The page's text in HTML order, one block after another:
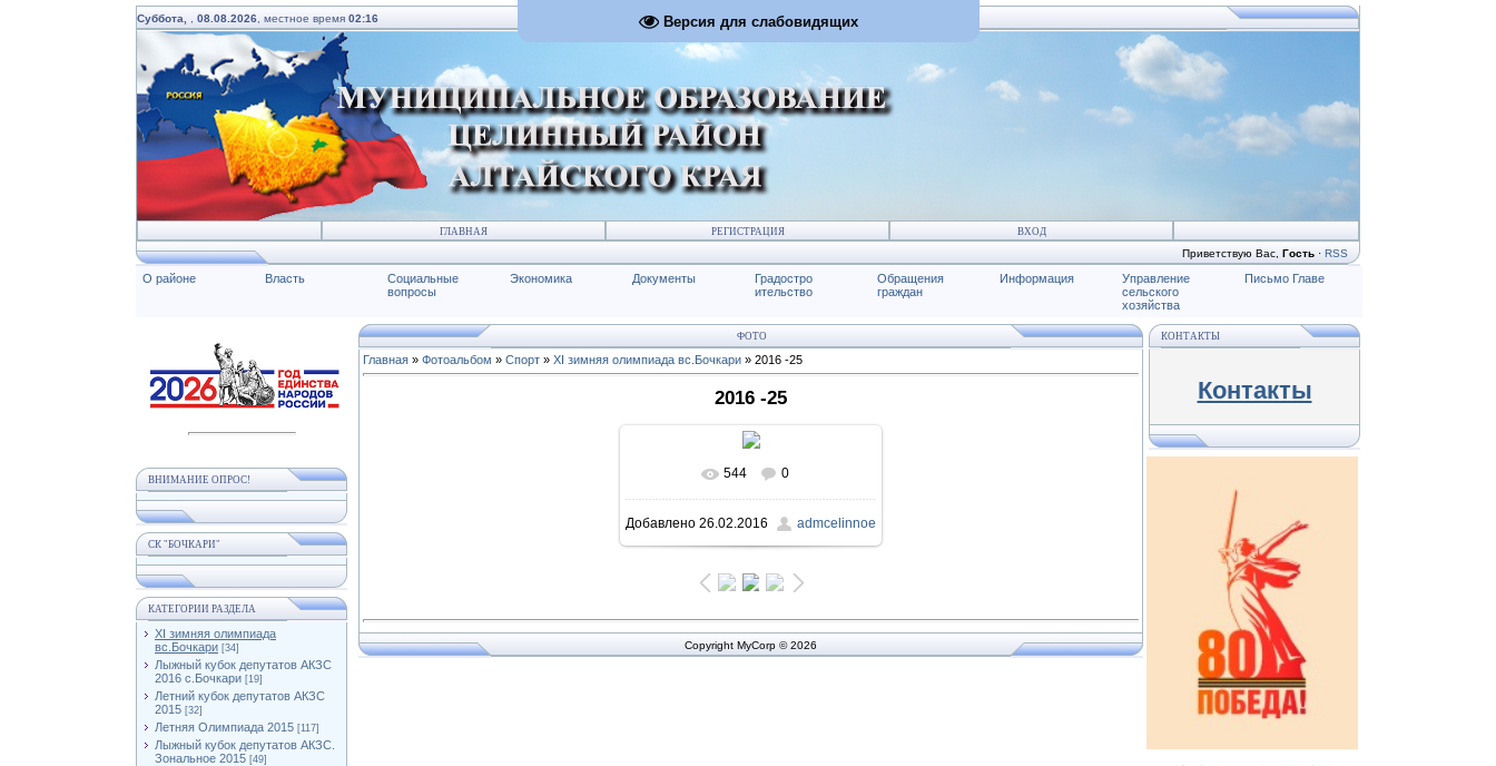
Версия для слабовидящих
Суббота, 08.08.2026 , местное время 02:16
ГЛАВНАЯ РЕГИСТРАЦИЯ ВХОД
Приветствую Вас Гость · RSS
О районе Власть
Социальные
вопросы
Экономика Документы
Градостро
ительство
Обращения
граждан
Информация
Управление
сельского
хозяйства
Письмо Главе
ВНИМАНИЕ ОПРОС!
СК "БОЧКАРИ"
КАТЕГОРИИ РАЗДЕЛА
XI зимняя олимпиада
вс.Бочкари [34]
Лыжный кубок депутатов АКЗС
2016 с.Бочкари [19]
Летний кубок депутатов АКЗС
2015 [32]
Летняя Олимпиада 2015 [117]
Лыжный кубок депутатов АКЗС.
Зональное 2015 [49]
ФОТО
Главная » Фотоальбом » Спорт » XI зимняя олимпиада вс.Бочкари » 2016 -25
2016 -25
В реальном размере
441.1Kb
544 0
Добавлено 26.02.2016 admcelinnoe
Copyright MyCorp © 2026
КОНТАКТЫ
Контакты